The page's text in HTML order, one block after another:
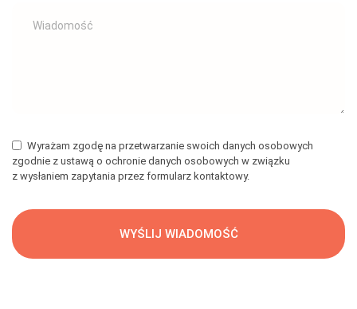
Wyrażam zgodę na przetwarzanie swoich danych osobowych
zgodnie z ustawą o ochronie danych osobowych w związku
z wysłaniem zapytania przez formularz kontaktowy.